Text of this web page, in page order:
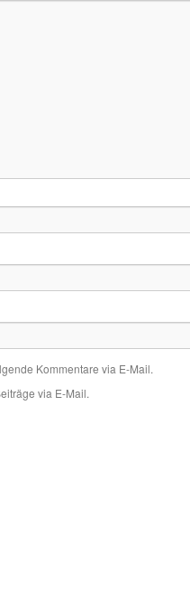
Kommentare via E-Mail.
via E-Mail.